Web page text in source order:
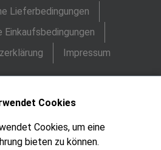
Lieferbedingungen
Einkaufsbedingungen
Impressum
Cookies
Cookies, um eine
bieten zu können.